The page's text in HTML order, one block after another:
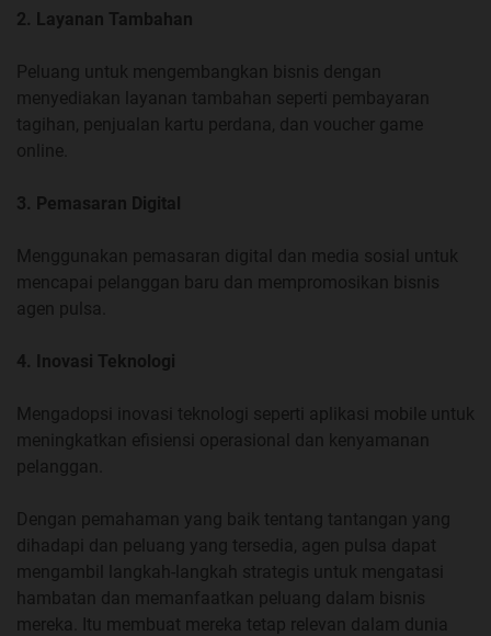
2. Layanan Tambahan
Peluang untuk mengembangkan bisnis dengan
menyediakan layanan tambahan seperti pembayaran
tagihan, penjualan kartu perdana, dan voucher game
online.
3. Pemasaran Digital
Menggunakan pemasaran digital dan media sosial untuk
mencapai pelanggan baru dan mempromosikan bisnis
agen pulsa.
4. Inovasi Teknologi
Mengadopsi inovasi teknologi seperti aplikasi mobile untuk
meningkatkan efisiensi operasional dan kenyamanan
pelanggan.
Dengan pemahaman yang baik tentang tantangan yang
dihadapi dan peluang yang tersedia, agen pulsa dapat
mengambil langkah-langkah strategis untuk mengatasi
hambatan dan memanfaatkan peluang dalam bisnis
mereka. Itu membuat mereka tetap relevan dalam dunia